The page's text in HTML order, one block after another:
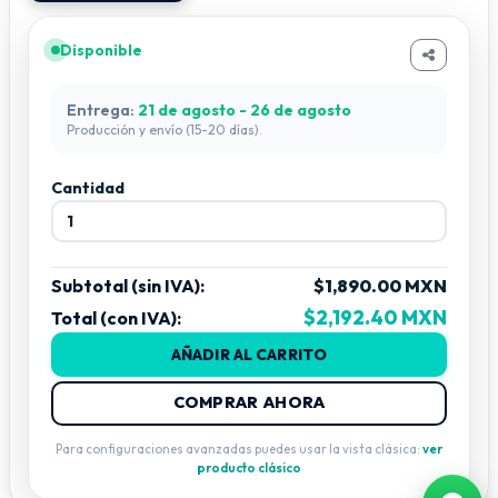
Disponible
Entrega: 21 de agosto - 26 de agosto
Producción y envío (15-20 días).
Cantidad
Subtotal (sin IVA):
$1,890.00 MXN
Total (con IVA):
$2,192.40 MXN
AÑADIR AL CARRITO
COMPRAR AHORA
Para configuraciones avanzadas puedes usar la vista clásica: ver
producto clásico